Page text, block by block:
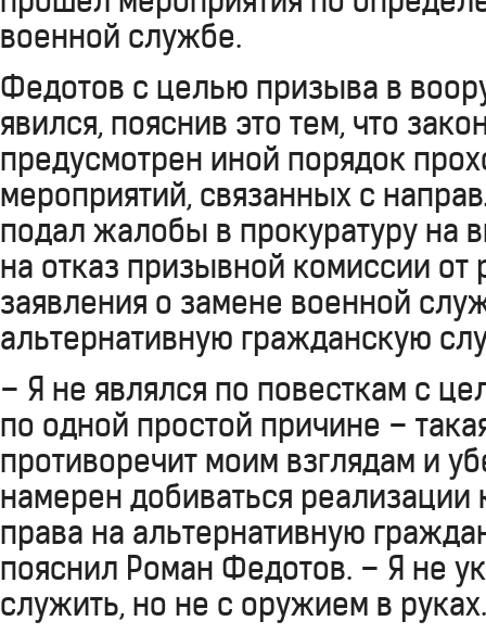
военной службе.
Федотов с целью призыва в
явился, пояснив это тем, что
предусмотрен иной порядок
мероприятий, связанных с
подал жалобы в прокуратуру на
на отказ призывной комиссии от
заявления о замене военной
альтернативную гражданскую
– Я не являлся по повесткам с
по одной простой причине –
противоречит моим взглядам и
намерен добиваться реализации
права на альтернативную
пояснил Роман Федотов. – Я не
служить, но не с оружием в руках.